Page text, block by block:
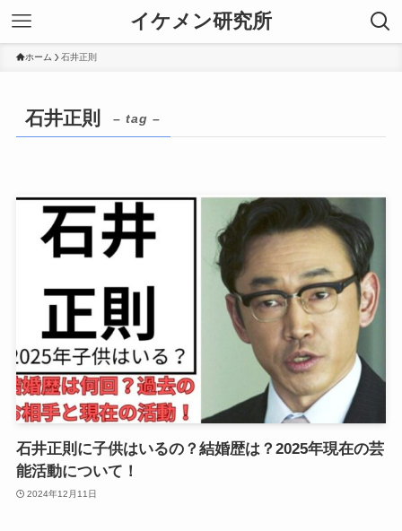
イケメン研究所
ホーム 石井正則
石井正則 – tag –
石井正則に子供はいるの？結婚歴は？2025年現在の芸
能活動について！
2024年12月11日